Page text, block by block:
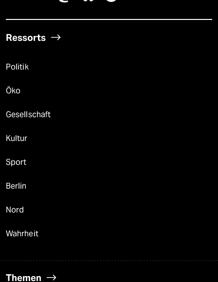
Ressorts
Politik
Öko
Gesellschaft
Kultur
Sport
Berlin
Nord
Wahrheit
Themen